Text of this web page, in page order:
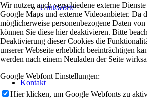
Grußworte
Kontakt
Wir nutzen auch verschiedene externe
Google Maps und externe Videoanbieter. Da
möglicherweise personenbezogene Daten
können Sie diese hier deaktivieren. Bitte
Deaktivierung dieser Cookies die
unserer Webseite erheblich beeinträchtigen
werden nach einem Neuladen der Seite
Google Webfont Einstellungen:
Hier klicken, um Google Webfonts zu